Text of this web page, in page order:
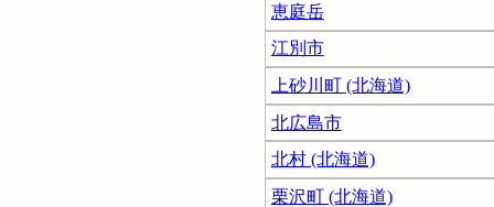
恵庭岳
江別市
上砂川町 (北海道)
北広島市
北村 (北海道)
栗沢町 (北海道)